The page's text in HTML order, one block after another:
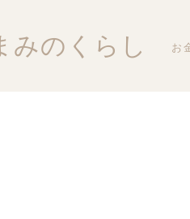
みのくらし お